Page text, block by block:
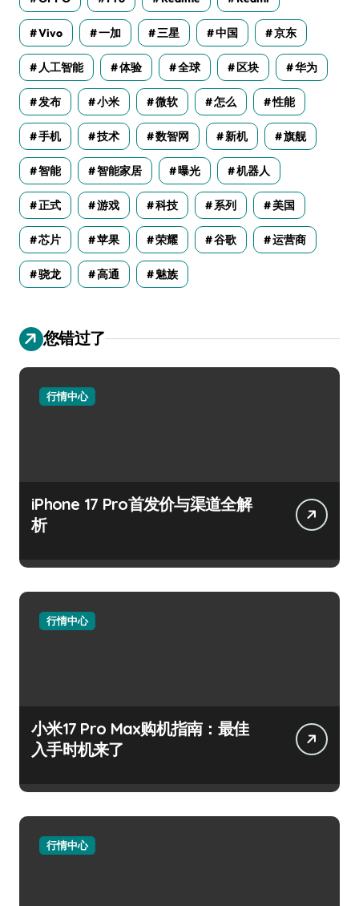
Vivo 一加 三星 中国 京东
人工智能 体验 全球 区块 华为
发布 小米 微软 怎么 性能
手机 技术 数智网 新机 旗舰
智能 智能家居 曝光 机器人
正式 游戏 科技 系列 美国
芯片 苹果 荣耀 谷歌 运营商
骁龙 高通 魅族
您错过了
行情中心
iPhone 17 Pro首发价与渠道全解
析
行情中心
小米17 Pro Max购机指南：最佳
入手时机来了
行情中心